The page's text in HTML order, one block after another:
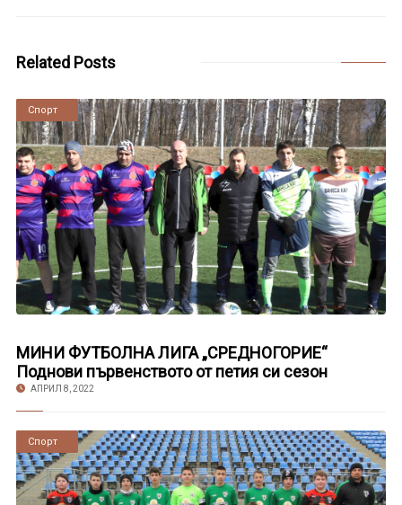
Related Posts
Новини
Спорт
МИНИ ФУТБОЛНА ЛИГА „СРЕДНОГОРИЕ“
Поднови първенството от петия си сезон
АПРИЛ 8, 2022
Новини
Спорт